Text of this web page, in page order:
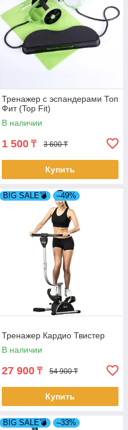
Тренажер с эспандерами Топ
Фит (Top Fit)
В наличии
1 500 ₸ 3 600 ₸
Купить
BIG SALE💣 –49%
Тренажер Кардио Твистер
В наличии
27 900 ₸ 54 900 ₸
Купить
BIG SALE💣 –33%